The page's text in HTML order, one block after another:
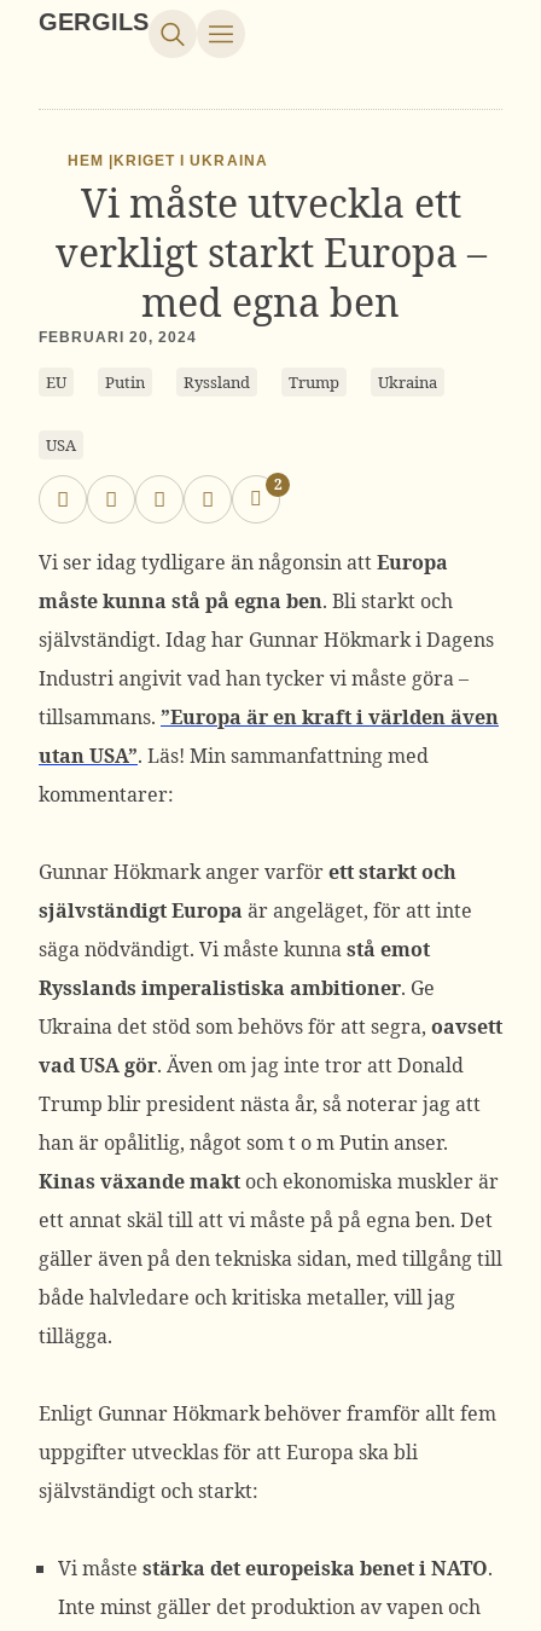
GERGILS
HEM | KRIGET I UKRAINA
Vi måste utveckla ett
verkligt starkt Europa –
med egna ben
FEBRUARI 20, 2024
EU Putin Ryssland Trump Ukraina
USA
2
Vi ser idag tydligare än någonsin attEuropa
måste kunna stå på egna ben. Bli starkt och
självständigt. Idag har Gunnar Hökmark i Dagens
Industri angivit vad han tycker vi måste göra –
tillsammans. ”Europa är en kraft i världen även
utan USA”. Läs! Min sammanfattning med
kommentarer:
Gunnar Hökmark anger varförett starkt och
självständigt Europa är angeläget, för att inte
säga nödvändigt. Vi måste kunnastå emot
Rysslands imperalistiska ambitioner. Ge
Ukraina det stöd som behövs för att segra, oavsett
vad USA gör. Även om jag inte tror att Donald
Trump blir president nästa år, så noterar jag att
han är opålitlig, något som t o m Putin anser.
Kinas växande makt och ekonomiska muskler är
ett annat skäl till att vi måste på på egna ben. Det
gäller även på den tekniska sidan, med tillgång till
både halvledare och kritiska metaller, vill jag
tillägga.
Enligt Gunnar Hökmark behöver framför allt fem
uppgifter utvecklas för att Europa ska bli
självständigt och starkt:
Vi måste stärka det europeiska benet i NATO.
Inte minst gäller det produktion av vapen och